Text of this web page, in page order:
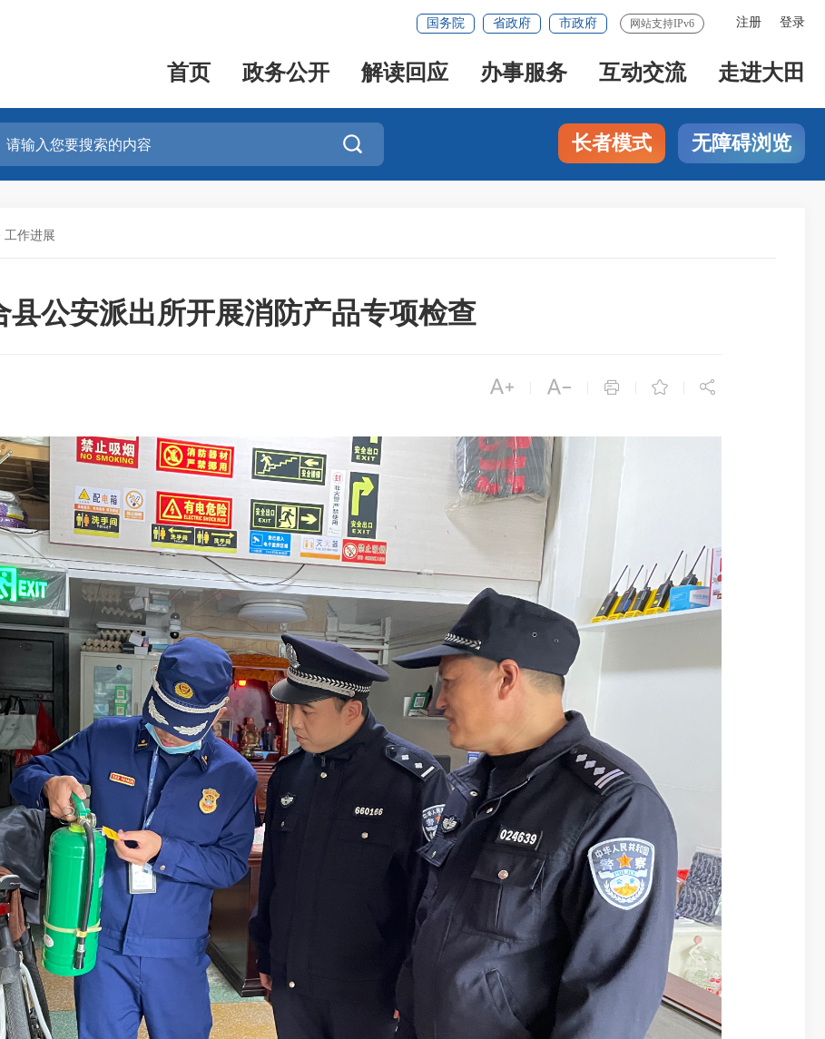
注册 登录
国务院 省政府 市政府 网站支持IPv6
首页 政务公开 解读回应 办事服务 互动交流 走进大田
 长者模式 无障碍浏览
工作进展
县公安派出所开展消防产品专项检查
    